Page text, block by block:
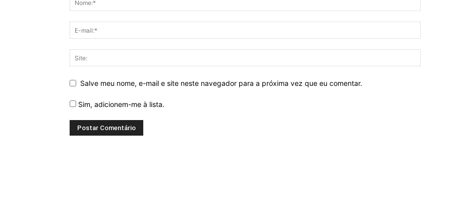
Salve meu nome, e-mail e site neste navegador para a próxima vez que eu comentar.
Sim, adicionem-me à lista.